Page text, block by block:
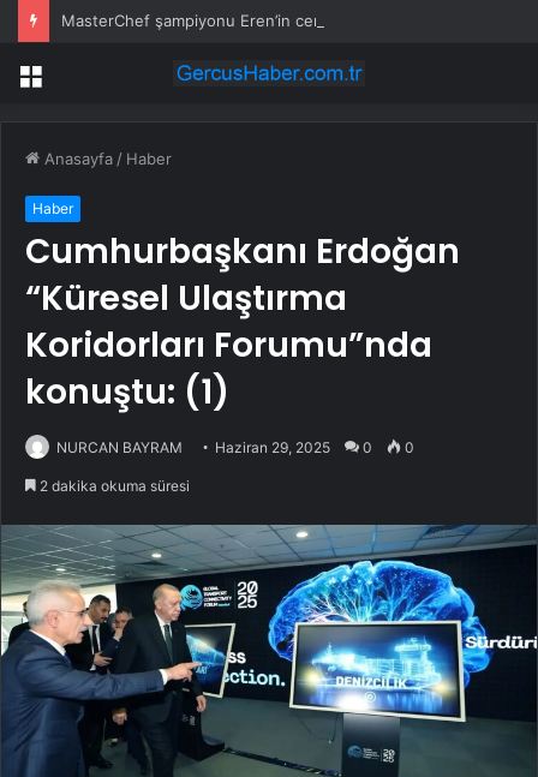
Menü
Anasayfa / Haber
Haber
Cumhurbaşkanı Erdoğan
“Küresel Ulaştırma
Koridorları Forumu”nda
konuştu: (1)
NURCAN BAYRAM Haziran 29, 2025 0 0
2 dakika okuma süresi